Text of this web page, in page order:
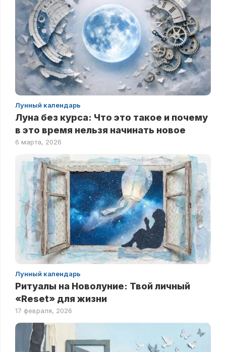
Лунный календарь
Луна без курса: Что это такое и почему
в это время нельзя начинать новое
6 марта, 2026
Лунный календарь
Ритуалы на Новолуние: Твой личный
«Reset» для жизни
17 февраля, 2026